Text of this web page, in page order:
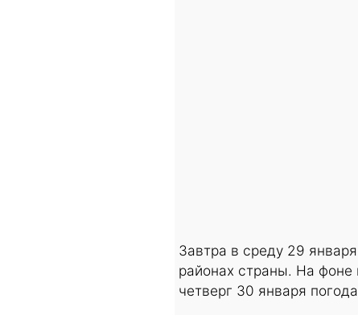
Завтра в среду 29
районах страны. На
четверг 30 января